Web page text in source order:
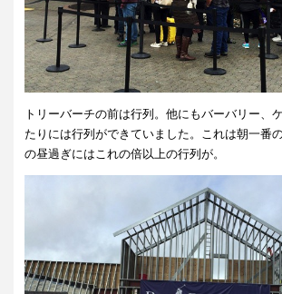
トリーバーチの前は行列。他にもバーバリー、
たりには行列ができていました。これは朝一番
の昼過ぎにはこれの倍以上の行列が。